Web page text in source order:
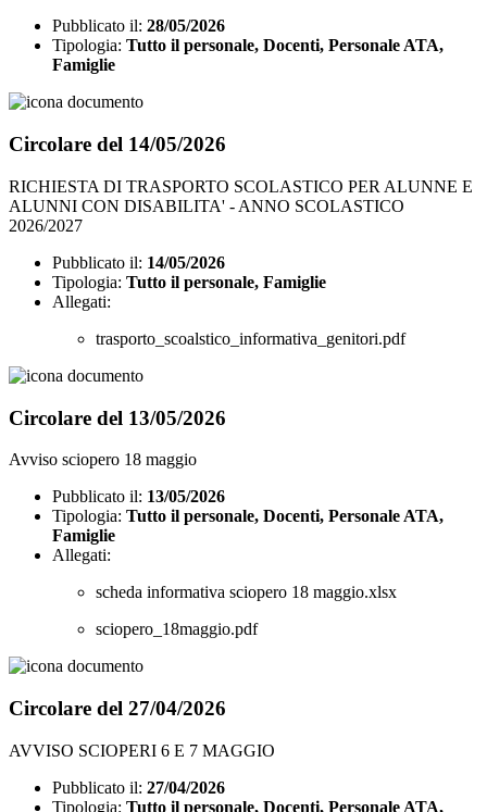
Pubblicato il: 28/05/2026
Tipologia: Tutto il personale, Docenti, Personale ATA,
Famiglie
Circolare del 14/05/2026
RICHIESTA DI TRASPORTO SCOLASTICO PER ALUNNE E
ALUNNI CON DISABILITA' - ANNO SCOLASTICO
2026/2027
Pubblicato il: 14/05/2026
Tipologia: Tutto il personale, Famiglie
Allegati:
trasporto_scoalstico_informativa_genitori.pdf
Circolare del 13/05/2026
Avviso sciopero 18 maggio
Pubblicato il: 13/05/2026
Tipologia: Tutto il personale, Docenti, Personale ATA,
Famiglie
Allegati:
scheda informativa sciopero 18 maggio.xlsx
sciopero_18maggio.pdf
Circolare del 27/04/2026
AVVISO SCIOPERI 6 E 7 MAGGIO
Pubblicato il: 27/04/2026
Tipologia: Tutto il personale, Docenti, Personale ATA,